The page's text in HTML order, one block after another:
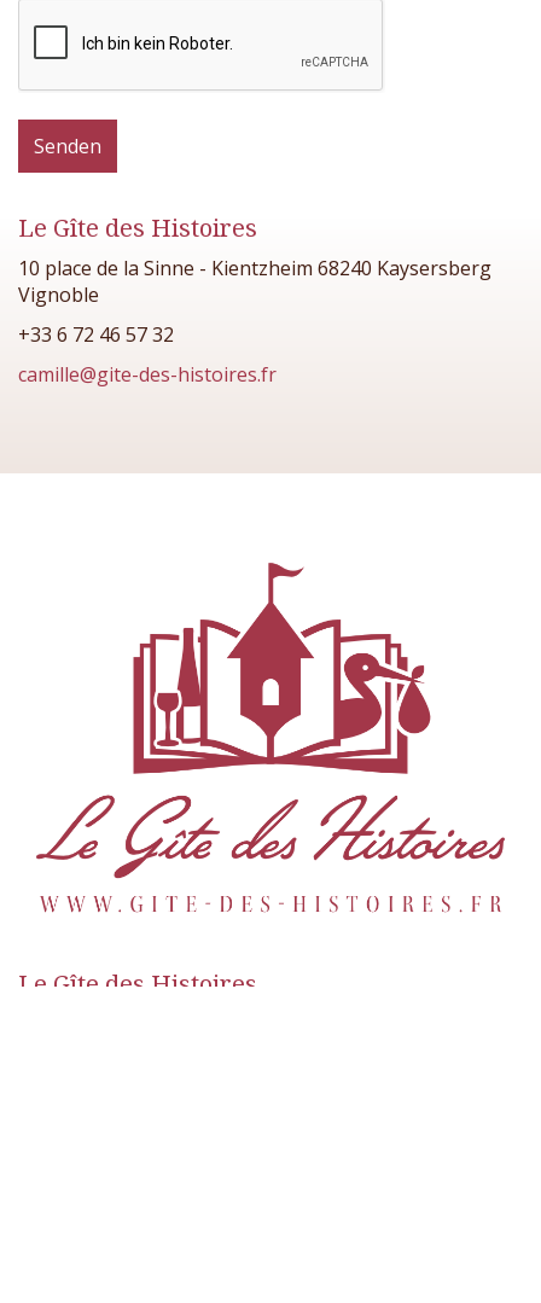
Le Gîte des Histoires
10 place de la Sinne - Kientzheim 68240 Kaysersberg
Vignoble
+33 6 72 46 57 32
camille@gite-des-histoires.fr
Le Gîte des Histoires